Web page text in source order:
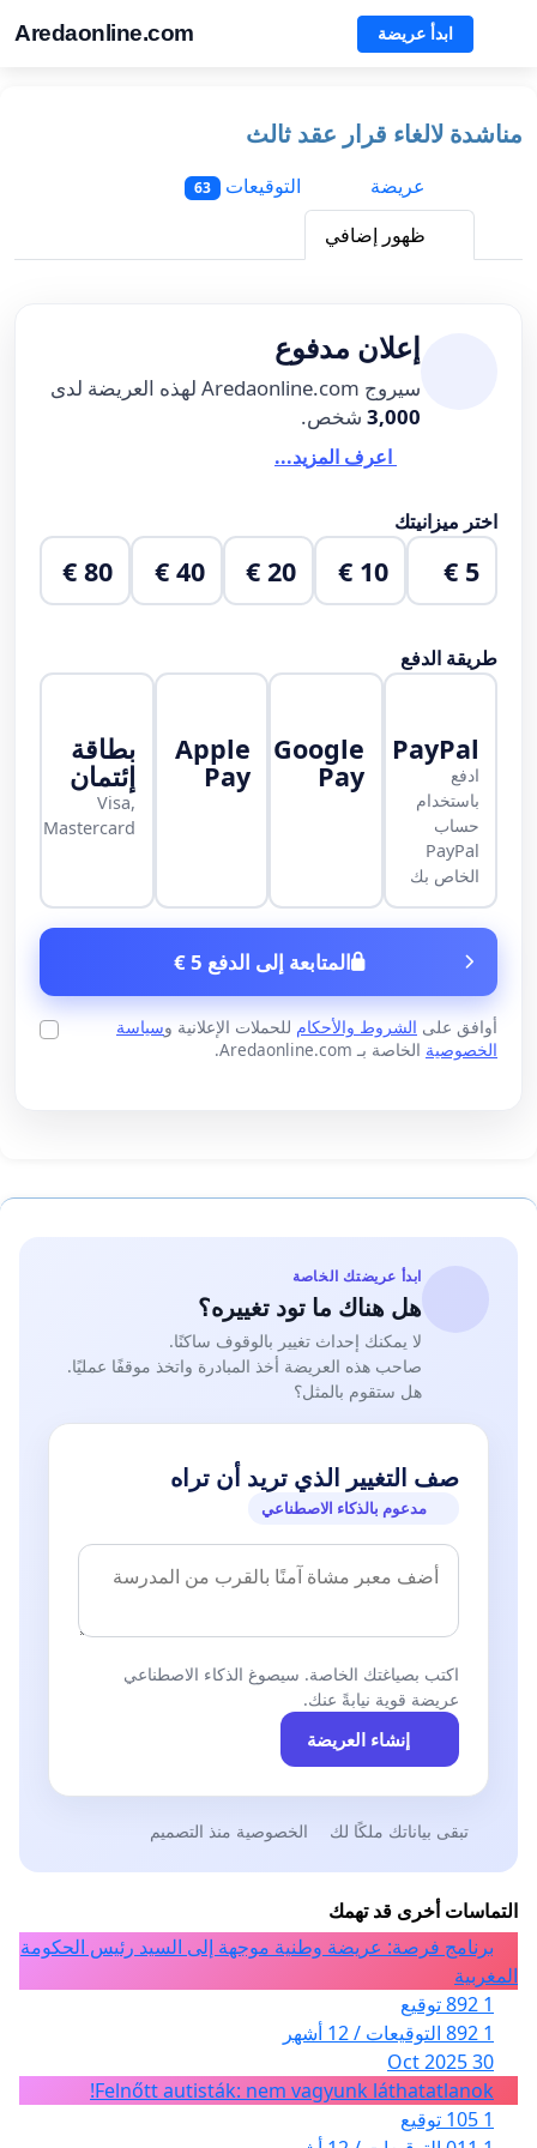
Aredaonline.com ابدأ عريضة
مناشدة لالغاء قرار عقد ثالث
عريضة
التوقيعات 63
ظهور إضافي
إعلان مدفوع
سيروج Aredaonline.com لهذه العريضة لدى
3,000 شخص.
اعرف المزيد...
اختر ميزانيتك
5 €
10 €
20 €
40 €
80 €
طريقة الدفع
PayPal
ادفع
باستخدام
حساب
PayPal
الخاص بك
Google
Pay
Apple
Pay
بطاقة
إئتمان
Visa,
Mastercard
المتابعة إلى الدفع 5 €
أوافق على الشروط والأحكام للحملات الإعلانية وسياسة
الخصوصية الخاصة بـ Aredaonline.com.
ابدأ عريضتك الخاصة
هل هناك ما تود تغييره؟
لا يمكنك إحداث تغيير بالوقوف ساكنًا.
صاحب هذه العريضة أخذ المبادرة واتخذ موقفًا عمليًا.
هل ستقوم بالمثل؟
صف التغيير الذي تريد أن تراه
مدعوم بالذكاء الاصطناعي
اكتب بصياغتك الخاصة. سيصوغ الذكاء الاصطناعي
عريضة قوية نيابةً عنك.
إنشاء العريضة
تبقى بياناتك ملكًا لك الخصوصية منذ التصميم
التماسات أخرى قد تهمك
برنامج فرصة: عريضة وطنية موجهة إلى السيد رئيس الحكومة
المغربية
1 892 توقيع
1 892 التوقيعات / 12 أشهر
30 Oct 2025
Felnőtt autisták: nem vagyunk láthatatlanok!
1 105 توقيع